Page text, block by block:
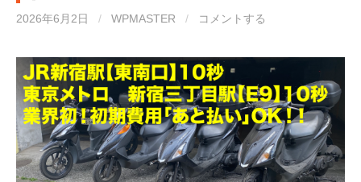
2026年6月2日 / WPMASTER / コメントする